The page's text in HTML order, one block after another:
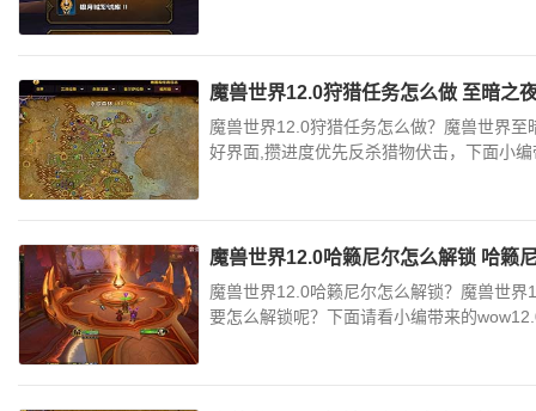
魔兽世界12.0狩猎任务怎么做 至暗之
魔兽世界12.0狩猎任务怎么做？魔兽世界
好界面,攒进度优先反杀猎物伏击，下面小
魔兽世界12.0哈籁尼尔怎么解锁 哈籁
魔兽世界12.0哈籁尼尔怎么解锁？魔兽世
要怎么解锁呢？下面请看小编带来的